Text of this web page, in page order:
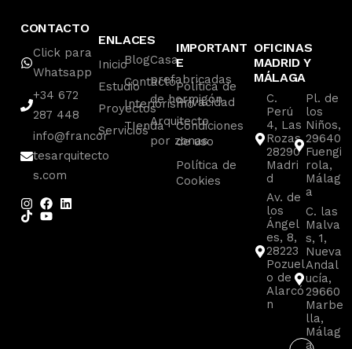
CONTACTO
Click para
Whatsapp
+34 672
287 448
info@francor
tesarquitecto
s.com
ENLACES
Inicio
Estudio
Proyectos
Servicios
Blog
Contacto
Interiorismo
TIenda
Casa
prefabricadas
de hormigón
Arquitecto
por zonas
IMPORTANT
E
Política de
Privacidad
Condiciones
de uso
Política de
Cookies
OFICINAS
MADRID Y
MÁLAGA
C.
Perú
4, Las
Rozas
28290
Madri
d
Av. de
los
Ángel
es, 8,
28223
Pozuel
o de
Alarcó
n
Pl. de
los
Niños,
29640
Fuengi
rola,
Málag
a
C. las
Malva
s, 1,
Nueva
Andal
ucía,
29660
Marbe
lla,
Málag
a